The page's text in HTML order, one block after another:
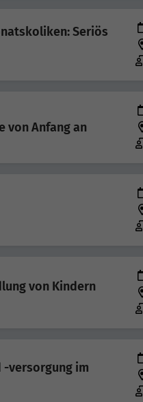
Seriös
von Anfang an
von Kindern
versorgung im